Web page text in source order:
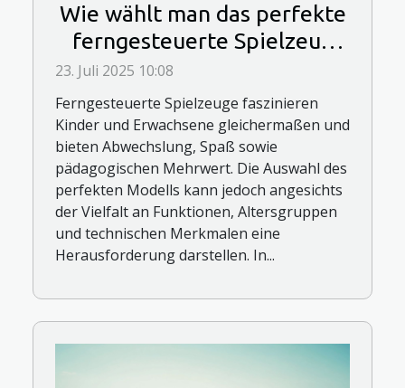
Wie wählt man das perfekte
ferngesteuerte Spielzeug
für jedes Alter?
23. Juli 2025 10:08
Ferngesteuerte Spielzeuge faszinieren
Kinder und Erwachsene gleichermaßen und
bieten Abwechslung, Spaß sowie
pädagogischen Mehrwert. Die Auswahl des
perfekten Modells kann jedoch angesichts
der Vielfalt an Funktionen, Altersgruppen
und technischen Merkmalen eine
Herausforderung darstellen. In...